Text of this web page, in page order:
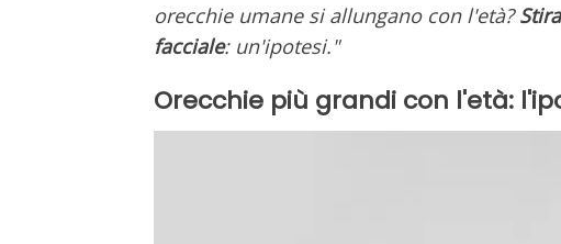
orecchie umane si allungano con l'età?
facciale: un'ipotesi."
Orecchie più grandi con l'età: